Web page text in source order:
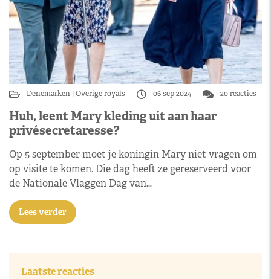
Denemarken Overige royals 06 sep 2024 20 reacties
Huh, leent Mary kleding uit aan haar
privésecretaresse?
Op 5 september moet je koningin Mary niet vragen om
op visite te komen. Die dag heeft ze gereserveerd voor
de Nationale Vlaggen Dag van…
Lees verder
Laatste reacties